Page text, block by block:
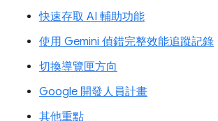
快速存取 AI 輔助功能
使用 Gemini 偵錯完整效能追蹤記錄
切換導覽匣方向
Google 開發人員計畫
其他重點